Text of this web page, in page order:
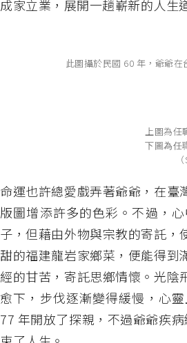
成家立業，展開一趟嶄新的人生
此圖攝於民國 60 年，爺爺在
上圖為任
下圖為任
命運也許總愛戲弄著爺爺，在
版圖增添許多的色彩。不過，
子，但藉由外物與宗教的寄託
甜的福建龍岩家鄉菜，便能得到
經的甘苦，寄託思鄉情懷。光陰
愈下，步伐逐漸變得緩慢，心
77 年開放了探親，不過爺爺疾